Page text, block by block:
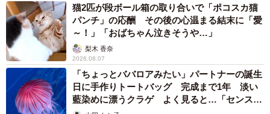
猫2匹が段ボール箱の取り合いで「ポコスカ猫
パンチ」の応酬 その後の心温まる結末に「愛
～！」「おばちゃん泣きそうや…」
梨木 香奈
2026.08.07
「ちょっとババロアみたい」パートナーの誕生
日に手作りトートバッグ 完成まで1年 淡い
藍染めに漂うクラゲ よく見ると…「センスす
ごい」